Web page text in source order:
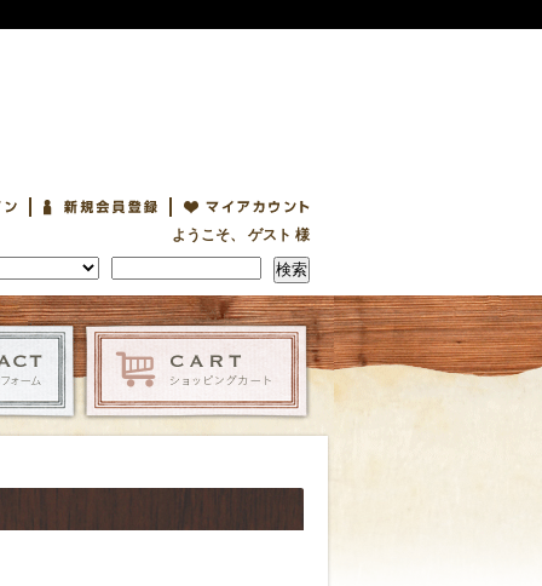
ようこそ、 ゲスト 様
検索